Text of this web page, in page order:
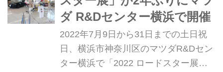
ダ R&Dセンター横浜で開催
2022年7月9日から31日までの土日祝
日、横浜市神奈川区のマツダR&Dセン
ター横浜で「2022 ロードスター展」